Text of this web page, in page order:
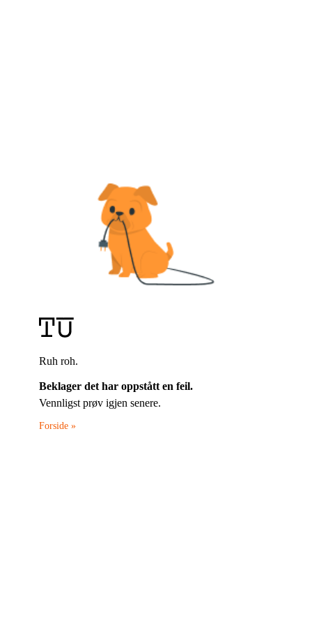
Ruh roh.
Beklager det har oppstått en feil.
Vennligst prøv igjen senere.
Forside »